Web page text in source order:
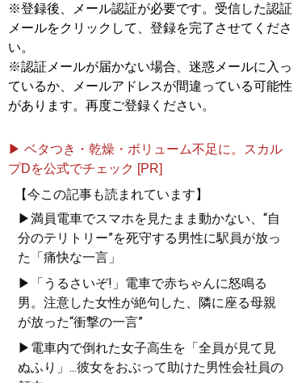
※登録後、メール認証が必要です。受信した認証
メールをクリックして、登録を完了させてくださ
い。
※認証メールが届かない場合、迷惑メールに入っ
ているか、メールアドレスが間違っている可能性
があります。再度ご登録ください。
▶ ベタつき・乾燥・ボリューム不足に。スカル
プDを公式でチェック [PR]
【今この記事も読まれています】
▶満員電車でスマホを見たまま動かない、“自
分のテリトリー”を死守する男性に駅員が放っ
た「痛快な一言」
▶「うるさいぞ!」電車で赤ちゃんに怒鳴る
男。注意した女性が絶句した、隣に座る母親
が放った“衝撃の一言”
▶電車内で倒れた女子高生を「全員が見て見
ぬふり」...彼女をおぶって助けた男性会社員の